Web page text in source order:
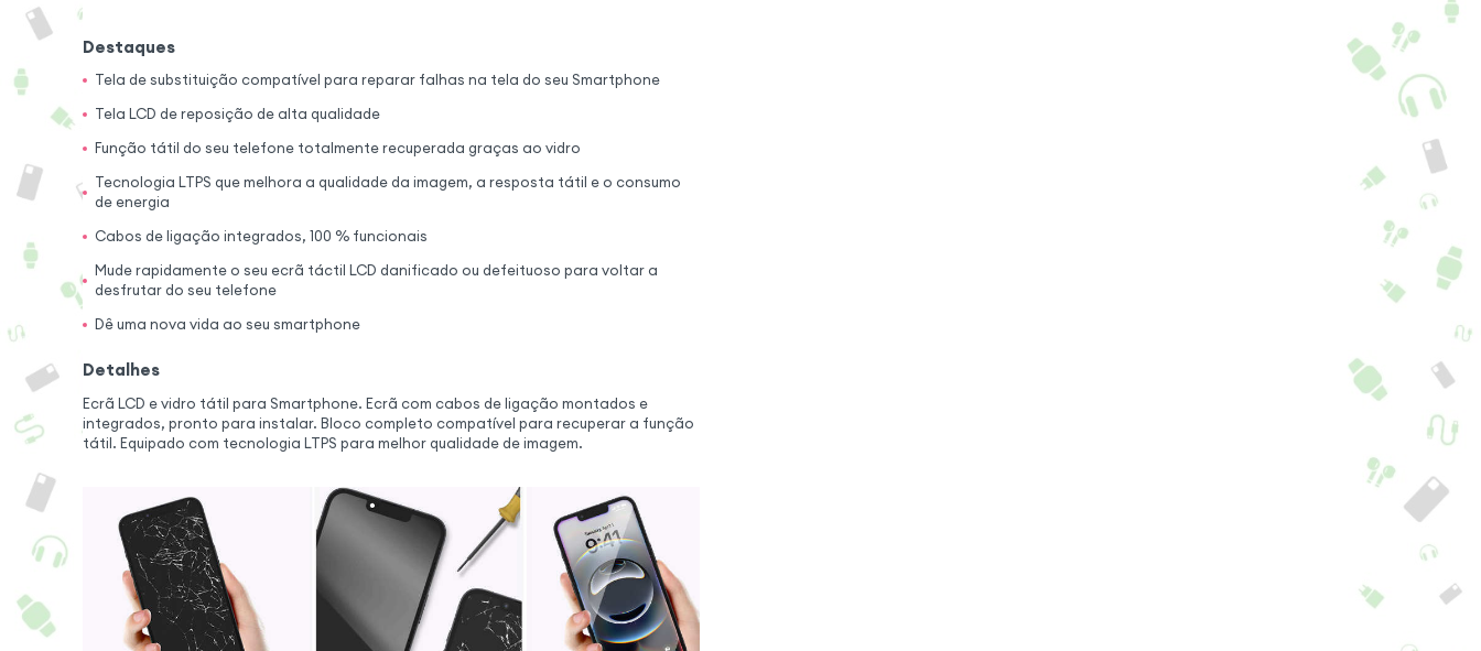
Destaques
Tela de substituição compatível para reparar falhas na tela do seu Smartphone
Tela LCD de reposição de alta qualidade
Função tátil do seu telefone totalmente recuperada graças ao vidro
Tecnologia LTPS que melhora a qualidade da imagem, a resposta tátil e o consumo
de energia
Cabos de ligação integrados, 100 % funcionais
Mude rapidamente o seu ecrã táctil LCD danificado ou defeituoso para voltar a
desfrutar do seu telefone
Dê uma nova vida ao seu smartphone
Detalhes
Ecrã LCD e vidro tátil para Smartphone. Ecrã com cabos de ligação montados e
integrados, pronto para instalar. Bloco completo compatível para recuperar a função
tátil. Equipado com tecnologia LTPS para melhor qualidade de imagem.